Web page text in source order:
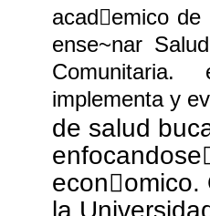
acad￿emico
ense~nar
Comunitaria.
implementa y
de salud
econ￿omico.
la